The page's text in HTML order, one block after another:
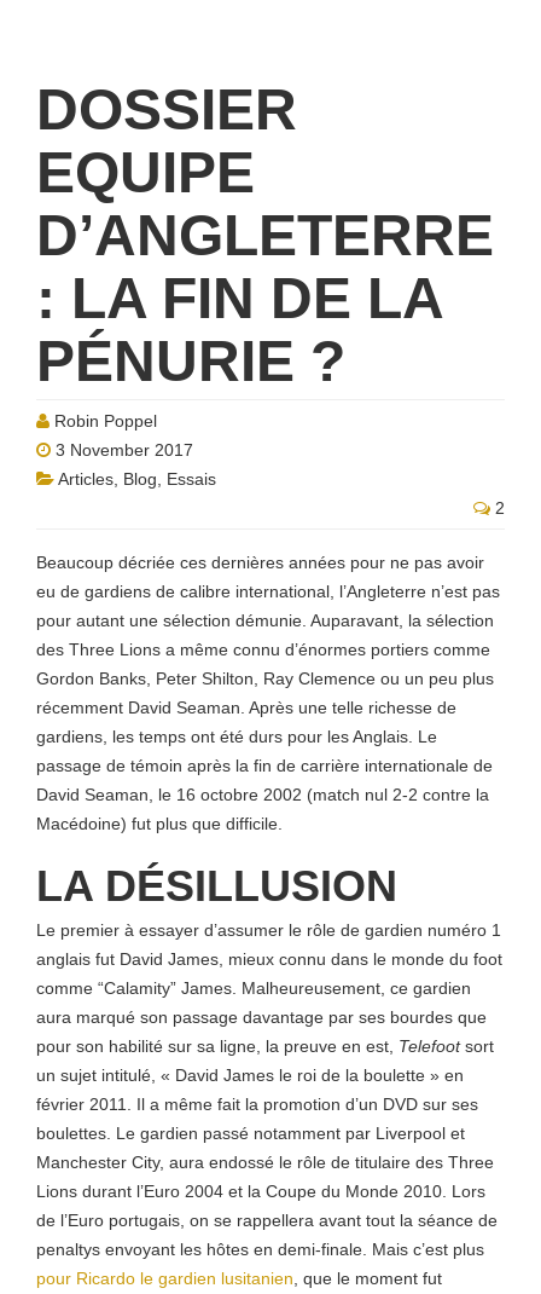
DOSSIER
EQUIPE
D’ANGLETERRE
: LA FIN DE LA
PÉNURIE ?
Robin Poppel
3 November 2017
Articles Blog
Essais
2
Beaucoup décriée ces dernières années pour ne pas avoir
eu de gardiens de calibre international, l’Angleterre n’est pas
pour autant une sélection démunie. Auparavant, la sélection
des Three Lions a même connu d’énormes portiers comme
Gordon Banks, Peter Shilton, Ray Clemence ou un peu plus
récemment David Seaman. Après une telle richesse de
gardiens, les temps ont été durs pour les Anglais. Le
passage de témoin après la fin de carrière internationale de
David Seaman, le 16 octobre 2002 (match nul 2-2 contre la
Macédoine) fut plus que difficile.
LA DÉSILLUSION
Le premier à essayer d’assumer le rôle de gardien numéro 1
anglais fut David James, mieux connu dans le monde du foot
comme “Calamity” James. Malheureusement, ce gardien
aura marqué son passage davantage par ses bourdes que
pour son habilité sur sa ligne, la preuve en est, Telefootsort
un sujet intitulé, « David James le roi de la boulette » en
février 2011. Il a même fait la promotion d’un DVD sur ses
boulettes. Le gardien passé notamment par Liverpool et
Manchester City, aura endossé le rôle de titulaire des Three
Lions durant l’Euro 2004 et la Coupe du Monde 2010. Lors
de l’Euro portugais, on se rappellera avant tout la séance de
penaltys envoyant les hôtes en demi-finale. Mais c’est plus
pour Ricardo le gardien lusitanien , que le moment fut